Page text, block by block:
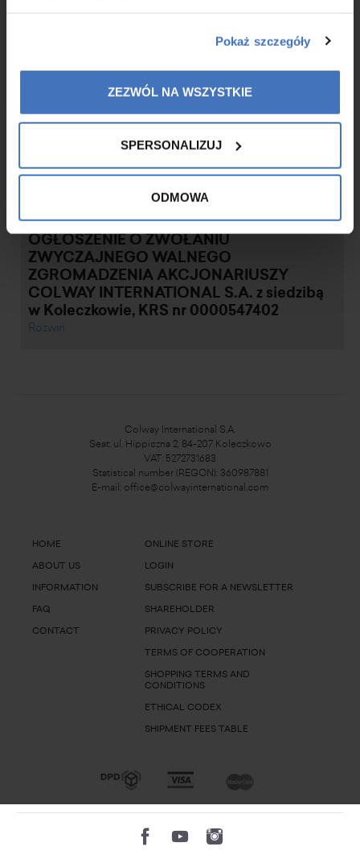
Pokaż szczegóły
ZEZWÓL NA WSZYSTKIE
SPERSONALIZUJ
ODMOWA
Dematerializacja akcji
Rozwiń
2020.06.09
OGŁOSZENIE O ZWOŁANIU
ZWYCZAJNEGO WALNEGO
ZGROMADZENIA AKCJONARIUSZY
COLWAY INTERNATIONAL S.A. z siedzibą
w Koleczkowie, KRS nr 0000547402
Rozwiń
Colway International S.A.
Seat: ul. Hippiczna 2, 84-207 Koleczkowo
VAT: 5272731683
Statistical number (REGON): 360987881
E-mail: office@colwayinternational.com
HOME
ABOUT US
INFORMATION
FAQ
CONTACT
ONLINE STORE
LOGIN
SUBSCRIBE FOR A NEWSLETTER
SHAREHOLDER
PRIVACY POLICY
TERMS OF COOPERATION
SHOPPING TERMS AND
CONDITIONS
ETHICAL CODEX
SHIPMENT FEES TABLE